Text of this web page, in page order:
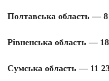
Полтавська область — 8
Рівненська область —
Сумська область — 11